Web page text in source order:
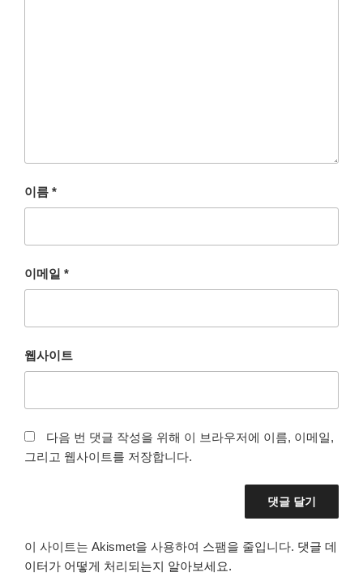
이름 *
이메일 *
웹사이트
다음 번 댓글 작성을 위해 이 브라우저에 이름, 이메일,
그리고 웹사이트를 저장합니다.
이 사이트는 Akismet을 사용하여 스팸을 줄입니다. 댓글 데
이터가 어떻게 처리되는지 알아보세요.